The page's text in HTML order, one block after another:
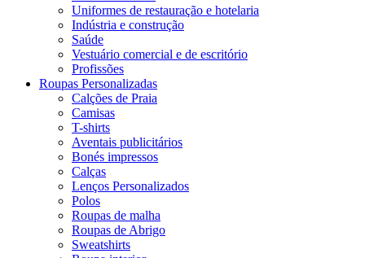
Uniformes de restauração e hotelaria
Indústria e construção
Saúde
Vestuário comercial e de escritório
Profissões
Roupas Personalizadas
Calções de Praia
Camisas
T-shirts
Aventais publicitários
Bonés impressos
Calças
Lenços Personalizados
Polos
Roupas de malha
Roupas de Abrigo
Sweatshirts